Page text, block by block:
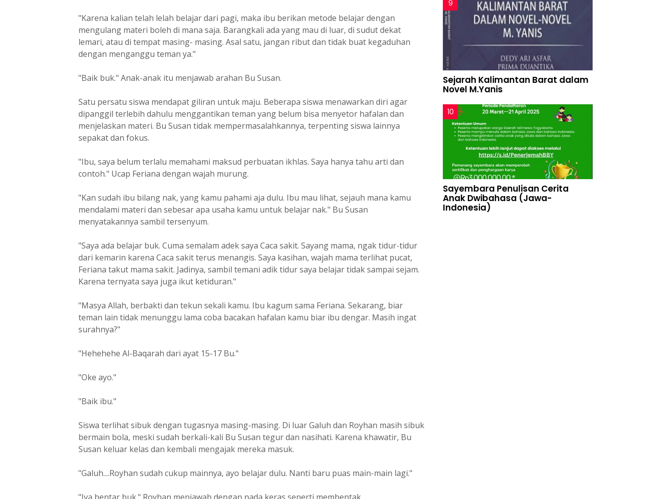
"Karena kalian telah lelah belajar dari pagi, maka ibu berikan metode belajar dengan
mengulang materi boleh di mana saja. Barangkali ada yang mau di luar, di sudut dekat
lemari, atau di tempat masing- masing. Asal satu, jangan ribut dan tidak buat kegaduhan
dengan menganggu teman ya."
"Baik buk." Anak-anak itu menjawab arahan Bu Susan.
Satu persatu siswa mendapat giliran untuk maju. Beberapa siswa menawarkan diri agar
dipanggil terlebih dahulu menggantikan teman yang belum bisa menyetor hafalan dan
menjelaskan materi. Bu Susan tidak mempermasalahkannya, terpenting siswa lainnya
sepakat dan fokus.
"Ibu, saya belum terlalu memahami maksud perbuatan ikhlas. Saya hanya tahu arti dan
contoh." Ucap Feriana dengan wajah murung.
"Kan sudah ibu bilang nak, yang kamu pahami aja dulu. Ibu mau lihat, sejauh mana kamu
mendalami materi dan sebesar apa usaha kamu untuk belajar nak." Bu Susan
menyatakannya sambil tersenyum.
"Saya ada belajar buk. Cuma semalam adek saya Caca sakit. Sayang mama, ngak tidur-tidur
dari kemarin karena Caca sakit terus menangis. Saya kasihan, wajah mama terlihat pucat,
Feriana takut mama sakit. Jadinya, sambil temani adik tidur saya belajar tidak sampai sejam.
Karena ternyata saya juga ikut ketiduran."
"Masya Allah, berbakti dan tekun sekali kamu. Ibu kagum sama Feriana. Sekarang, biar
teman lain tidak menunggu lama coba bacakan hafalan kamu biar ibu dengar. Masih ingat
surahnya?"
"Hehehehe Al-Baqarah dari ayat 15-17 Bu."
"Oke ayo."
"Baik ibu."
Siswa terlihat sibuk dengan tugasnya masing-masing. Di luar Galuh dan Royhan masih sibuk
bermain bola, meski sudah berkali-kali Bu Susan tegur dan nasihati. Karena khawatir, Bu
Susan keluar kelas dan kembali mengajak mereka masuk.
"Galuh....Royhan sudah cukup mainnya, ayo belajar dulu. Nanti baru puas main-main lagi."
Sejarah Kalimantan Barat dalam
Novel M.Yanis
Sayembara Penulisan Cerita
Anak Dwibahasa (Jawa-
Indonesia)